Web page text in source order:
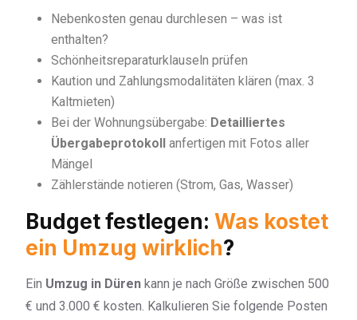
Nebenkosten genau durchlesen – was ist
enthalten?
Schönheitsreparaturklauseln prüfen
Kaution und Zahlungsmodalitäten klären (max. 3
Kaltmieten)
Bei der Wohnungsübergabe: Detailliertes
Übergabeprotokoll anfertigen mit Fotos aller
Mängel
Zählerstände notieren (Strom, Gas, Wasser)
Budget festlegen: Was kostet
ein Umzug wirklich?
Ein Umzug in Düren kann je nach Größe zwischen 500
€ und 3.000 € kosten. Kalkulieren Sie folgende Posten